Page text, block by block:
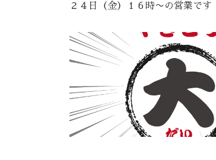
２４日（金）１６時〜の営業です